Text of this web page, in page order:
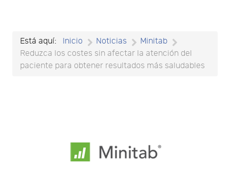
Está aquí: Inicio Noticias
Minitab
Reduzca los costes sin afectar la atención del
paciente para obtener resultados más saludables